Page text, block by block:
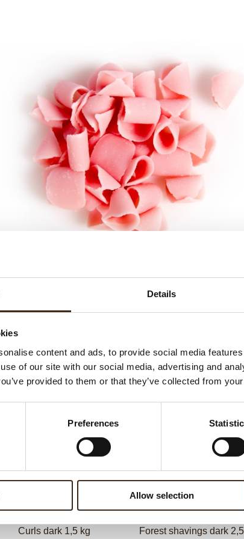
Details
content and ads, to provide social media
of our site with our social media, advertising and
provided to them or that they’ve collected from
Preferences
Allow selection
producten
Curls dark 1,5 kg Forest shavings dark